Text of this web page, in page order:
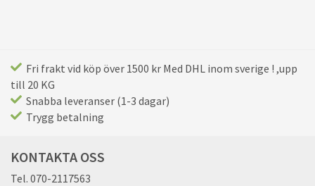
Fri frakt vid köp över 1500 kr Med DHL inom sverige ! ,upp
till 20 KG
Snabba leveranser (1-3 dagar)
Trygg betalning
KONTAKTA OSS
Tel. 070-2117563